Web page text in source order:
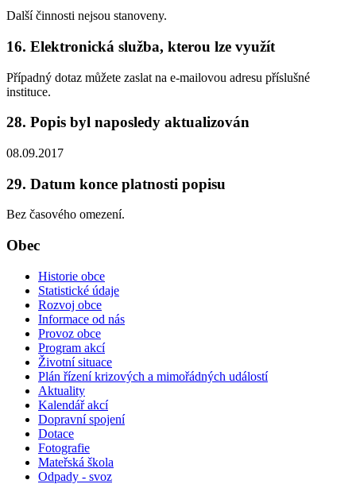
Další činnosti nejsou stanoveny.
16. Elektronická služba, kterou lze využít
Případný dotaz můžete zaslat na e-mailovou adresu příslušné
instituce.
28. Popis byl naposledy aktualizován
08.09.2017
29. Datum konce platnosti popisu
Bez časového omezení.
Obec
Historie obce
Statistické údaje
Rozvoj obce
Informace od nás
Provoz obce
Program akcí
Životní situace
Plán řízení krizových a mimořádných událostí
Aktuality
Kalendář akcí
Dopravní spojení
Dotace
Fotografie
Mateřská škola
Odpady - svoz